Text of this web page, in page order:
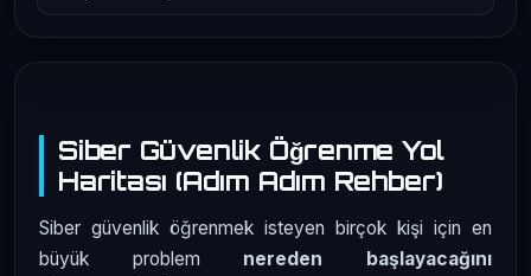
Siber Güvenlik Öğrenme Yol
Haritası (Adım Adım Rehber)
Siber güvenlik öğrenmek isteyen birçok kişi için en
büyük problem nereden başlayacağını